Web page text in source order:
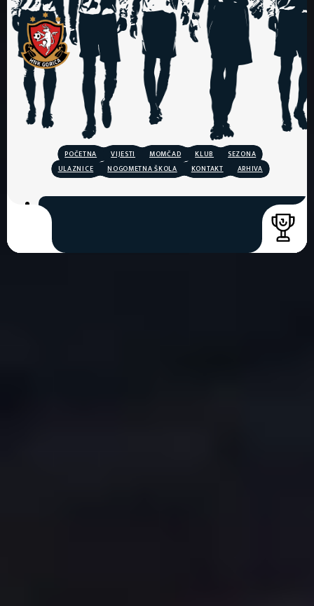
POČETNA VIJESTI MOMČAD KLUB
SEZONA
ULAZNICE
NOGOMETNA ŠKOLA KONTAKT ARHIVA